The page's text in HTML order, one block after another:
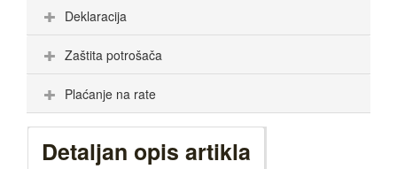
Deklaracija
Zaštita potrošača
Plaćanje na rate
Detaljan opis artikla